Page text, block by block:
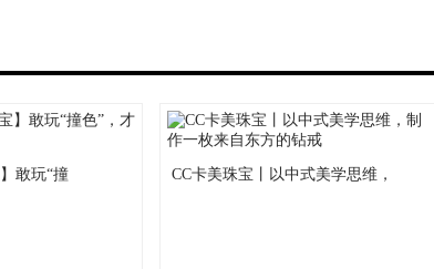
敢玩“撞 CC卡美珠宝丨以中式美学思维，